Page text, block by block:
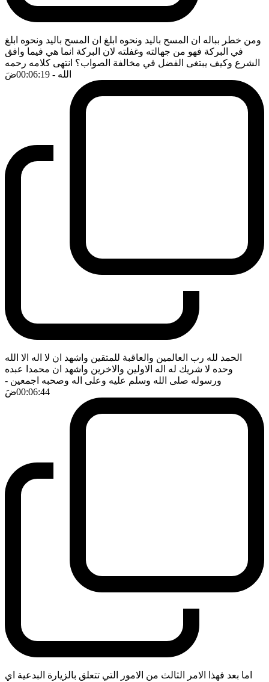
ومن خطر بباله ان المسح باليد ونحوه ابلغ ان المسح باليد ونحوه ابلغ
في البركة فهو من جهالته وغفلته لان البركة انما هي فيما وافق
الشرع وكيف يبتغى الفضل في مخالفة الصواب؟ انتهى كلامه رحمه
الله - 00:06:19 ضَ
الحمد لله رب العالمين والعاقبة للمتقين واشهد ان لا اله الا الله
وحده لا شريك له اله الاولين والاخرين واشهد ان محمدا عبده
ورسوله صلى الله وسلم عليه وعلى اله وصحبه اجمعين -
00:06:44ضَ
اما بعد فهذا الامر الثالث من الامور التي تتعلق بالزيارة البدعية اي